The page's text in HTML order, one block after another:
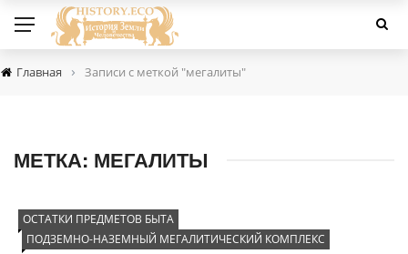
Главная › Записи с меткой "мегалиты"
МЕТКА: МЕГАЛИТЫ
ОСТАТКИ ПРЕДМЕТОВ БЫТА
ПОДЗЕМНО-НАЗЕМНЫЙ МЕГАЛИТИЧЕСКИЙ КОМПЛЕКС